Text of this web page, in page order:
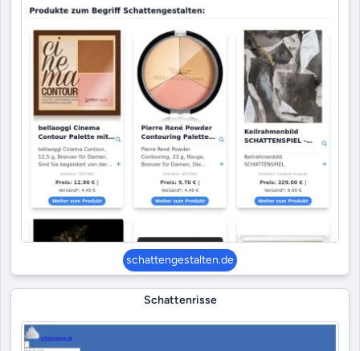
schattengestalten.de
Schattenrisse